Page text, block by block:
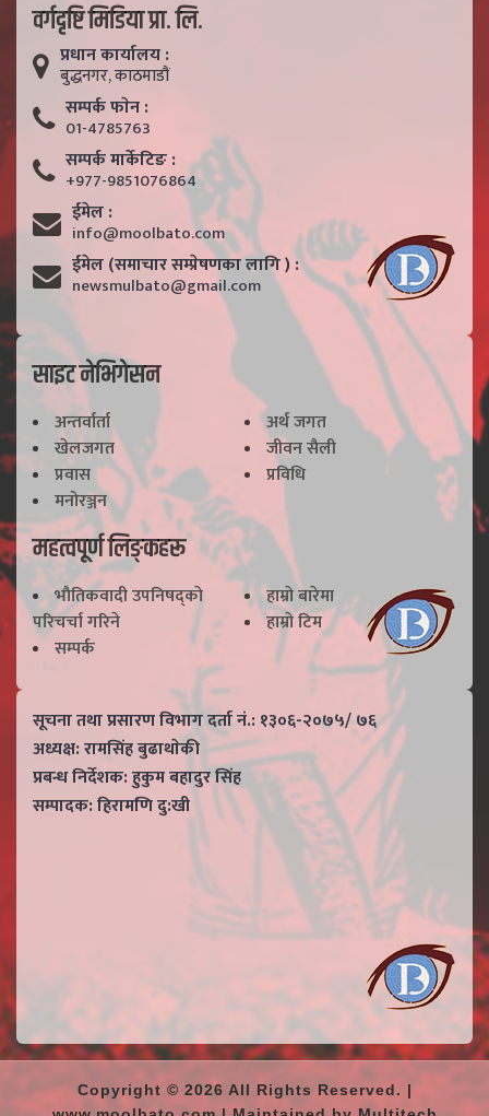
वर्गदृष्टि मिडिया प्रा. लि.
प्रधान कार्यालय :
बुद्धनगर, काठमाडाैं
सम्पर्क फाेन :
01-4785763
सम्पर्क मार्केटिङ :
+977-9851076864
ईमेल :
info@moolbato.com
ईमेल (समाचार सम्प्रेषणका लागि ) :
newsmulbato@gmail.com
साइट नेभिगेसन
अन्तर्वार्ता
अर्थ जगत
खेलजगत
जीवन सैली
प्रवास
प्रविधि
मनोरञ्जन
महत्वपूर्ण लिङ्कहरू
भाैतिकवादी उपनिषद्काे
परिचर्चा गरिने
हाम्राे बारेमा
हाम्राे टिम
सम्पर्क
सूचना तथा प्रसारण विभाग दर्ता नं.: १३०६-२०७५/ ७६
अध्यक्ष: रामसिंह बुढाथाेकी
प्रबन्ध निर्देशक: हुकुम बहादुर सिंह
सम्पादक: हिरामणि दु:खी
Copyright © 2026 All Rights Reserved. |